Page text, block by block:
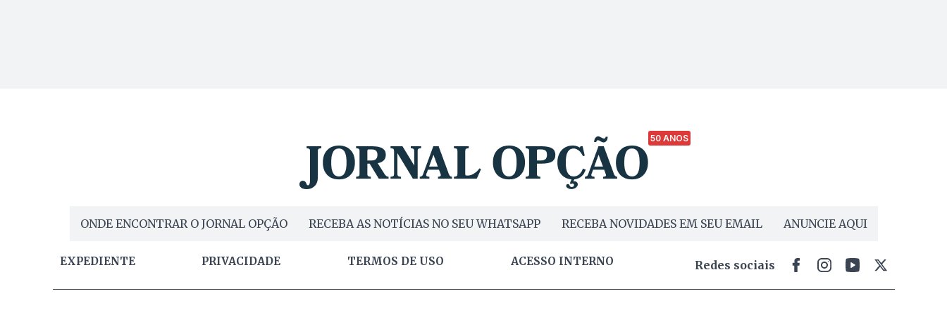
50 ANOS
ONDE ENCONTRAR O JORNAL OPÇÃO RECEBA AS NOTÍCIAS NO SEU WHATSAPP RECEBA NOVIDADES EM SEU EMAIL ANUNCIE AQUI
EXPEDIENTE PRIVACIDADE TERMOS DE USO ACESSO INTERNO Redes sociais